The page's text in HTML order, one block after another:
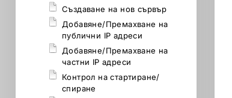
Създаване на нов сървър
Добавяне/Премахване на
публични IP адреси
Добавяне/Премахване на
частни IP адреси
Контрол на стартиране/
спиране